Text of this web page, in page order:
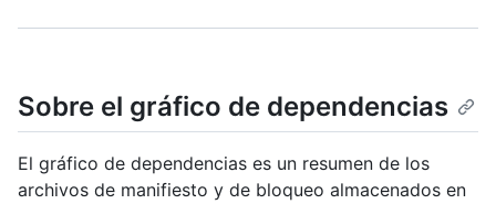
Sobre el gráfico de dependencias
El gráfico de dependencias es un resumen de los
archivos de manifiesto y de bloqueo almacenados en